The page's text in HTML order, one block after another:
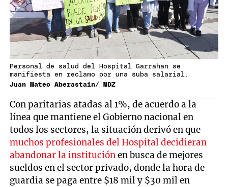
Personal de salud del Hospital Garrahan se
manifiesta en reclamo por una suba salarial.
Juan Mateo Aberastain/ MDZ
Con paritarias atadas al 1%, de acuerdo a la
línea que mantiene el Gobierno nacional en
todos los sectores, la situación derivó en que
muchos profesionales del Hospital decidieran
abandonar la instituciónen busca de mejores
sueldos en el sector privado, donde la hora de
guardia se paga entre $18 mil y $30 mil en